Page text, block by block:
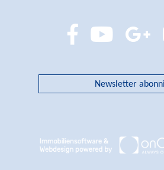
Newsletter